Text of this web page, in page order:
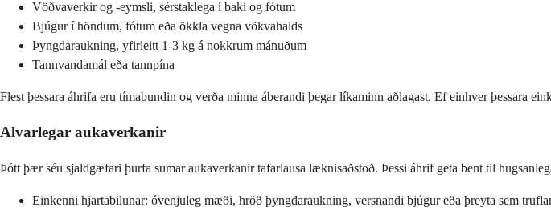
Vöðvaverkir og -eymsli, sérstaklega í baki og fótum
Bjúgur í höndum, fótum eða ökkla vegna vökvahalds
Þyngdaraukning, yfirleitt 1-3 kg á nokkrum mánuðum
Tannvandamál eða tannpína
Flest þessara áhrifa eru tímabundin og verða minna áberandi þegar líkaminn aðlagast. Ef einhver þessara
Alvarlegar aukaverkanir
Þótt þær séu sjaldgæfari þurfa sumar aukaverkanir tafarlausa læknisaðstoð. Þessi áhrif geta bent til
Einkenni hjartabilunar: óvenjuleg mæði, hröð þyngdaraukning, versnandi bjúgur eða þreyta sem